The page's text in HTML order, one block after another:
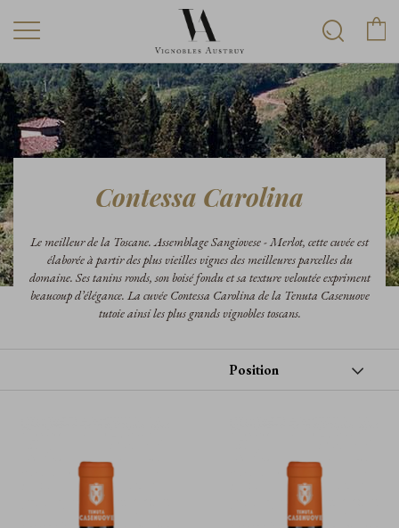
Contessa Carolina
Le meilleur de la Toscane. Assemblage Sangiovese - Merlot, cette cuvée est
élaborée à partir des plus vieilles vignes des meilleures parcelles du
domaine. Ses tanins ronds, son boisé fondu et sa texture veloutée expriment
beaucoup d’élégance. La cuvée Contessa Carolina de la Tenuta Casenuove
tutoie ainsi les plus grands vignobles toscans.